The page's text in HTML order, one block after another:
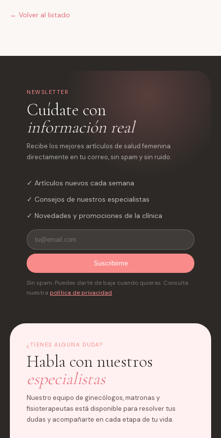
← Volver al listado
NEWSLETTER
Cuídate con
información real
Recibe los mejores artículos de salud femenina
directamente en tu correo, sin spam y sin ruido.
✓ Artículos nuevos cada semana
✓ Consejos de nuestros especialistas
✓ Novedades y promociones de la clínica
Suscribirme
Sin spam. Puedes darte de baja cuando quieras. Consulta
nuestra política de privacidad.
¿TIENES ALGUNA DUDA?
Habla con nuestros
especialistas
Nuestro equipo de ginecólogos, matronas y
fisioterapeutas está disponible para resolver tus
dudas y acompañarte en cada etapa de tu vida.